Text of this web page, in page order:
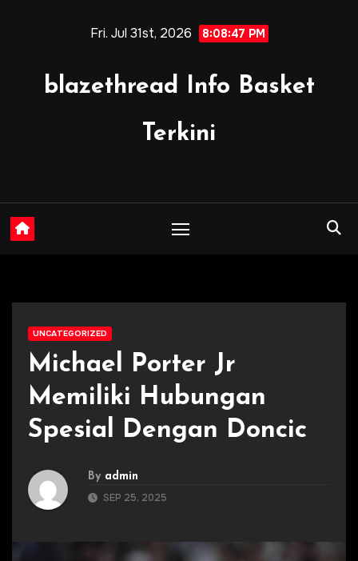
Fri. Jul 31st, 2026 8:08:49 PM
blazethread Info Basket
Terkini
UNCATEGORIZED
Michael Porter Jr
Memiliki Hubungan
Spesial Dengan Doncic
By admin
SEP 25, 2025